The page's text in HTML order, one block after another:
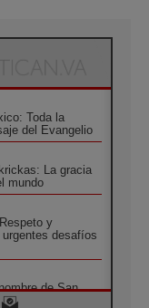
Toda la
del Evangelio
La gracia
mundo
y
desafíos
de San